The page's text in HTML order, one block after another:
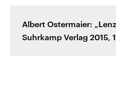
Albert Ostermaier:
Suhrkamp Verlag 2015,